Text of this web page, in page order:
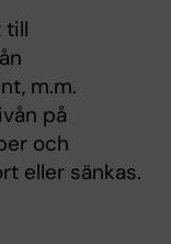
till
m.m.
på
och
eller sänkas.